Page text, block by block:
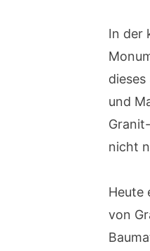
In der
und
nicht
Heute
von